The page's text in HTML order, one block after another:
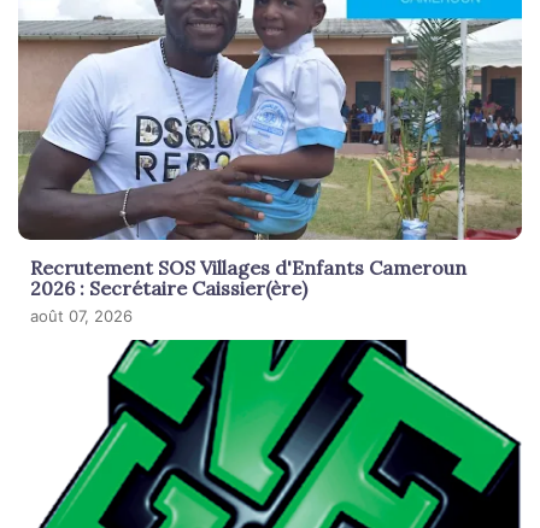
Recrutement SOS Villages d'Enfants Cameroun
2026 : Secrétaire Caissier(ère)
août 07, 2026